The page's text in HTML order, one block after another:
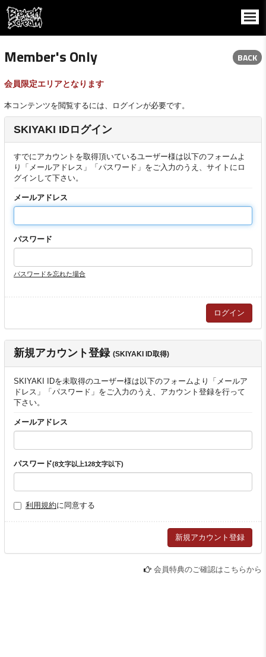
Member's Only BACK
会員限定エリアとなります
本コンテンツを閲覧するには、ログインが必要です。
SKIYAKI IDログイン
すでにアカウントを取得頂いているユーザー様は以下のフォームよ
り「メールアドレス」「パスワード」をご入力のうえ、サイトにロ
グインして下さい。
メールアドレス
パスワード
パスワードを忘れた場合
新規アカウント登録 (SKIYAKI ID取得)
SKIYAKI IDを未取得のユーザー様は以下のフォームより「メールア
ドレス」「パスワード」をご入力のうえ、アカウント登録を行って
下さい。
メールアドレス
パスワード(8文字以上128文字以下)
利用規約に同意する
会員特典のご確認はこちらから